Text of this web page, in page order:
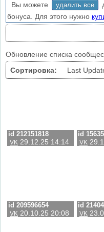
Вы можете удалить все
бонуса. Для этого нужно
Обновление списка
Сортировка: Last
id 212151818
VK 29.12.25 14:14
id
VK
id 209596654
VK 20.10.25 20:08
id
VK